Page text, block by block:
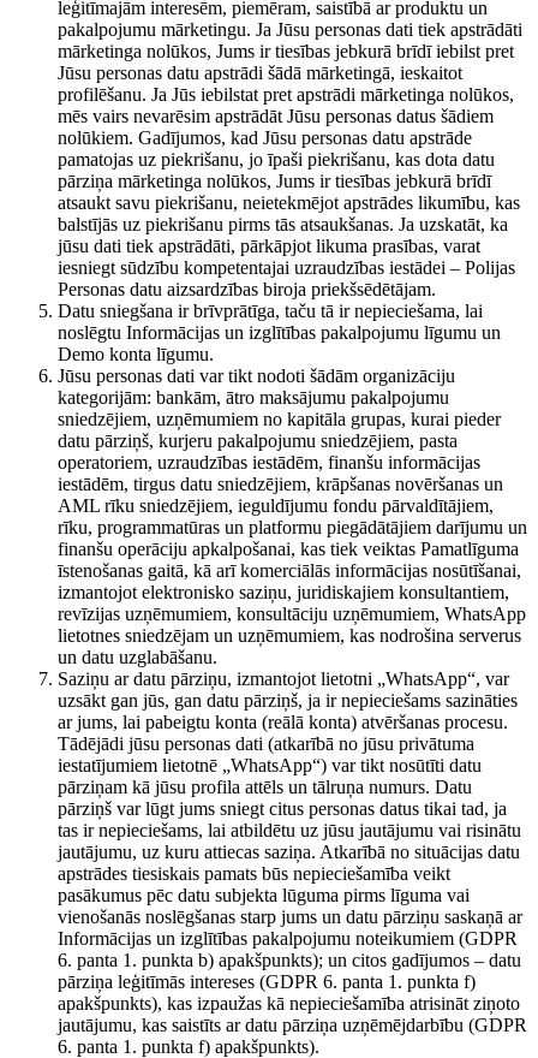
leģitīmajām interesēm, piemēram, saistībā ar produktu un
pakalpojumu mārketingu. Ja Jūsu personas dati tiek apstrādāti
mārketinga nolūkos, Jums ir tiesības jebkurā brīdī iebilst pret
Jūsu personas datu apstrādi šādā mārketingā, ieskaitot
profilēšanu. Ja Jūs iebilstat pret apstrādi mārketinga nolūkos,
mēs vairs nevarēsim apstrādāt Jūsu personas datus šādiem
nolūkiem. Gadījumos, kad Jūsu personas datu apstrāde
pamatojas uz piekrišanu, jo īpaši piekrišanu, kas dota datu
pārziņa mārketinga nolūkos, Jums ir tiesības jebkurā brīdī
atsaukt savu piekrišanu, neietekmējot apstrādes likumību, kas
balstījās uz piekrišanu pirms tās atsaukšanas. Ja uzskatāt, ka
jūsu dati tiek apstrādāti, pārkāpjot likuma prasības, varat
iesniegt sūdzību kompetentajai uzraudzības iestādei – Polijas
Personas datu aizsardzības biroja priekšsēdētājam.
Datu sniegšana ir brīvprātīga, taču tā ir nepieciešama, lai
noslēgtu Informācijas un izglītības pakalpojumu līgumu un
Demo konta līgumu.
Jūsu personas dati var tikt nodoti šādām organizāciju
kategorijām: bankām, ātro maksājumu pakalpojumu
sniedzējiem, uzņēmumiem no kapitāla grupas, kurai pieder
datu pārziņš, kurjeru pakalpojumu sniedzējiem, pasta
operatoriem, uzraudzības iestādēm, finanšu informācijas
iestādēm, tirgus datu sniedzējiem, krāpšanas novēršanas un
AML rīku sniedzējiem, ieguldījumu fondu pārvaldītājiem,
rīku, programmatūras un platformu piegādātājiem darījumu un
finanšu operāciju apkalpošanai, kas tiek veiktas Pamatlīguma
īstenošanas gaitā, kā arī komerciālās informācijas nosūtīšanai,
izmantojot elektronisko saziņu, juridiskajiem konsultantiem,
revīzijas uzņēmumiem, konsultāciju uzņēmumiem, WhatsApp
lietotnes sniedzējam un uzņēmumiem, kas nodrošina serverus
un datu uzglabāšanu.
Saziņu ar datu pārziņu, izmantojot lietotni „WhatsApp“, var
uzsākt gan jūs, gan datu pārziņš, ja ir nepieciešams sazināties
ar jums, lai pabeigtu konta (reālā konta) atvēršanas procesu.
Tādējādi jūsu personas dati (atkarībā no jūsu privātuma
iestatījumiem lietotnē „WhatsApp“) var tikt nosūtīti datu
pārziņam kā jūsu profila attēls un tālruņa numurs. Datu
pārziņš var lūgt jums sniegt citus personas datus tikai tad, ja
tas ir nepieciešams, lai atbildētu uz jūsu jautājumu vai risinātu
jautājumu, uz kuru attiecas saziņa. Atkarībā no situācijas datu
apstrādes tiesiskais pamats būs nepieciešamība veikt
pasākumus pēc datu subjekta lūguma pirms līguma vai
vienošanās noslēgšanas starp jums un datu pārziņu saskaņā ar
Informācijas un izglītības pakalpojumu noteikumiem (GDPR
6. panta 1. punkta b) apakšpunkts); un citos gadījumos – datu
pārziņa leģitīmās intereses (GDPR 6. panta 1. punkta f)
apakšpunkts), kas izpaužas kā nepieciešamība atrisināt ziņoto
jautājumu, kas saistīts ar datu pārziņa uzņēmējdarbību (GDPR
6. panta 1. punkta f) apakšpunkts).